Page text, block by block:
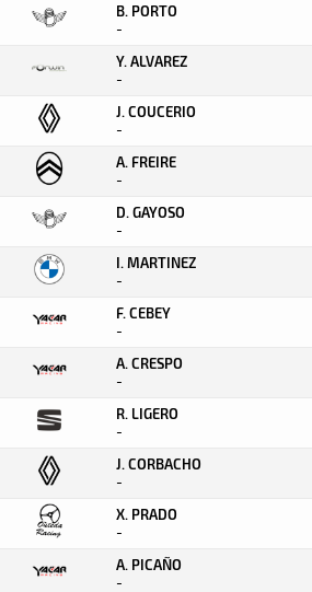
B. PORTO
-
Y. ALVAREZ
-
J. COUCERIO
-
A. FREIRE
-
D. GAYOSO
-
I. MARTINEZ
-
F. CEBEY
-
A. CRESPO
-
R. LIGERO
-
J. CORBACHO
-
X. PRADO
-
A. PICAÑO
-